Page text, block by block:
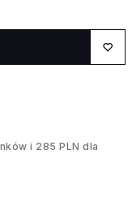
i 285 PLN dla